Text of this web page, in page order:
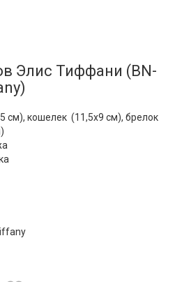
Элис Тиффани (BN-
см), кошелек (11,5х9 см), брелок